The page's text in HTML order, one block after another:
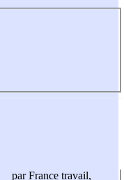
par France travail,